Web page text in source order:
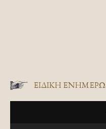
ΕΙΔΙΚΉ